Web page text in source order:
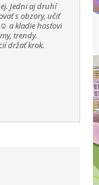
Jedni aj druhí
s obzory, učiť
a kladie hosťovi
trendy.
držať krok.